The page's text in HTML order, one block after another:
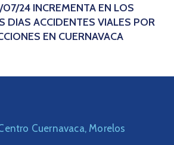
24 INCREMENTA EN LOS
DIAS ACCIDENTES VIALES POR
EN CUERNAVACA
Cuernavaca, Morelos